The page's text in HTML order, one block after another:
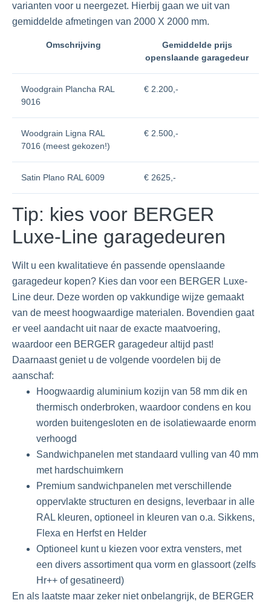
varianten voor u neergezet. Hierbij gaan we uit van
gemiddelde afmetingen van 2000 X 2000 mm.
Omschrijving
Gemiddelde prijs
openslaande garagedeur
Woodgrain Plancha RAL
9016
€ 2.200,-
Woodgrain Ligna RAL
7016 (meest gekozen!)
€ 2.500,-
Satin Plano RAL 6009 € 2625,-
Tip: kies voor BERGER
Luxe-Line garagedeuren
Wilt u een kwalitatieve én passende openslaande
garagedeur kopen? Kies dan voor een BERGER Luxe-
Line deur. Deze worden op vakkundige wijze gemaakt
van de meest hoogwaardige materialen. Bovendien gaat
er veel aandacht uit naar de exacte maatvoering,
waardoor een BERGER garagedeur altijd past!
Daarnaast geniet u de volgende voordelen bij de
aanschaf:
Hoogwaardig aluminium kozijn van 58 mm dik en
thermisch onderbroken, waardoor condens en kou
worden buitengesloten en de isolatiewaarde enorm
verhoogd
Sandwichpanelen met standaard vulling van 40 mm
met hardschuimkern
Premium sandwichpanelen met verschillende
oppervlakte structuren en designs, leverbaar in alle
RAL kleuren, optioneel in kleuren van o.a. Sikkens,
Flexa en Herfst en Helder
Optioneel kunt u kiezen voor extra vensters, met
een divers assortiment qua vorm en glassoort (zelfs
Hr++ of gesatineerd)
En als laatste maar zeker niet onbelangrijk, de BERGER